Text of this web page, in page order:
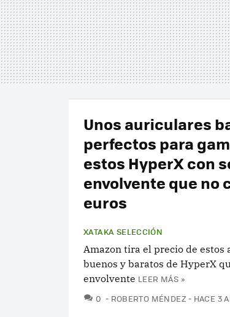
Unos auriculares
perfectos para
estos HyperX con
envolvente que no
euros
XATAKA SELECCIÓN
Amazon tira el precio de estos
buenos y baratos de HyperX
envolvente LEER MÁS »
0 COMENTARIOS
ROBERTO MÉNDEZ HACE 3